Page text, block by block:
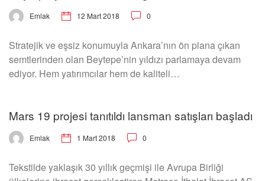
Emlak 12 Mart 2018 0
Stratejik ve eşsiz konumuyla Ankara’nın ön plana çıkan
semtlerinden olan Beytepe’nin yıldızı parlamaya devam
ediyor. Hem yatırımcılar hem de kaliteli…
Mars 19 projesi tanıtıldı lansman satışları başladı
Emlak 1 Mart 2018 0
Tekstilde yaklaşık 30 yıllık geçmişi ile Avrupa Birliği